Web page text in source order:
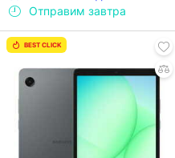
Отправим завтра
BEST CLICK